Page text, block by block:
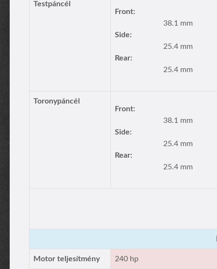
Testpáncél
Front:
38.1 mm
Side:
25.4 mm
Rear:
25.4 mm
Toronypáncél
Front:
38.1 mm
Side:
25.4 mm
Rear:
25.4 mm
Motor teljesítmény 240 hp